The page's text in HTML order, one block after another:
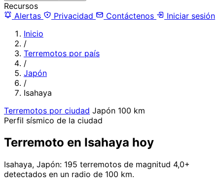
Recursos
Alertas
Privacidad Contáctenos
Iniciar sesión
Inicio
/
Terremotos por país
/
Japón
/
Isahaya
Terremotos por ciudad Japón 100 km
Perfil sísmico de la ciudad
Terremoto en Isahaya hoy
Isahaya, Japón: 195 terremotos de magnitud 4,0+
detectados en un radio de 100 km.